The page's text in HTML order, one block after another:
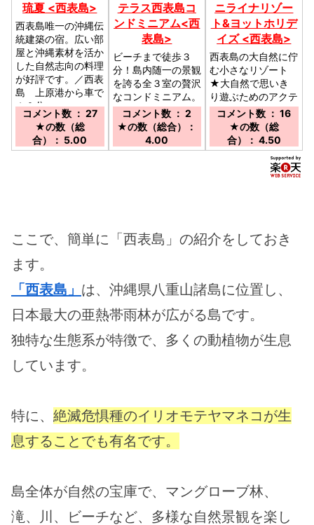
琉夏 <西表島>
西表島唯一の沖縄伝
統建築の宿。広い部
屋と沖縄素材を活か
した自然志向の料理
が好評です。／西表
島 上原港から車で
１０分
コメント数 ： 27
★の数（総
合）： 5.00
テラス西表島コ
ンドミニアム<西
表島>
ビーチまで徒歩３
分！島内随一の景観
を誇る全３室の贅沢
なコンドミニアム。
キッチン、家電も完
備！／上原港から車
で5分（上原港まで
の送迎有）
コメント数 ： 2
★の数（総合）：
4.00
ニライナリゾー
ト&ヨットホリデ
イズ <西表島>
西表島の大自然に佇
む小さなリゾート
★大自然で思いき
り遊ぶためのアクテ
ィビティーも充実♪
／上原港（デンサタ
ーミナル）より車で
５分
コメント数 ： 16
★の数（総
合）： 4.50
ここで、簡単に「西表島」の紹介をしておき
ます。
「西表島」 は、沖縄県八重山諸島に位置し、
日本最大の亜熱帯雨林が広がる島です。
独特な生態系が特徴で、多くの動植物が生息
しています。
特に、 絶滅危惧種のイリオモテヤマネコが生
息することでも有名です。
島全体が自然の宝庫で、マングローブ林、
滝、川、ビーチなど、多様な自然景観を楽し